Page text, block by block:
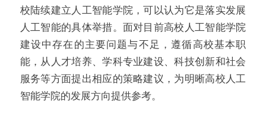
校陆续建立人工智能学院，可以认为它是落实发展
人工智能的具体举措。面对目前高校人工智能学院
建设中存在的主要问题与不足，遵循高校基本职
能，从人才培养、学科专业建设、科技创新和社会
服务等方面提出相应的策略建议，为明晰高校人工
智能学院的发展方向提供参考。